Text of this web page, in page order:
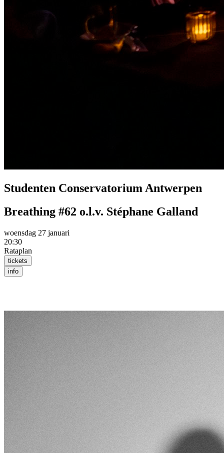
Studenten Conservatorium Antwerpen
Breathing #62 o.l.v. Stéphane Galland
woensdag 27 januari
20:30
Rataplan
tickets
info